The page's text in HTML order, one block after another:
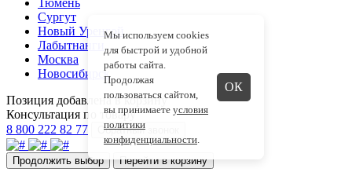
Сургут
Новый Уренгой
Лабытнанги
Москва
Новосибирск
Позиция добавлена в корзину
Консультация по товару
8 800 222 82 77
Обратный звонок
Продолжить выбор Перейти в корзину
Мы используем cookies
для быстрой и удобной
работы сайта.
Продолжая
пользоваться сайтом,
вы принимаете условия
политики
конфиденциальности.
ОК